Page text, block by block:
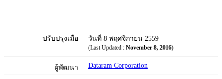
ปรับปรุงเมื่อ วันที่ 8 พฤศจิกายน 2559
(Last Updated : November 8, 2016)
ผู้พัฒนา Dataram Corporation